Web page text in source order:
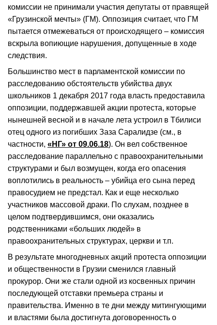
комиссии не принимали участия депутаты от правящей
«Грузинской мечты» (ГМ). Оппозиция считает, что ГМ
пытается отмежеваться от происходящего – комиссия
вскрыла вопиющие нарушения, допущенные в ходе
следствия.
Большинство мест в парламентской комиссии по
расследованию обстоятельств убийства двух
школьников 1 декабря 2017 года власть предоставила
оппозиции, поддержавшей акции протеста, которые
нынешней весной и в начале лета устроил в Тбилиси
отец одного из погибших Заза Саралидзе (см., в
частности, «НГ» от 09.06.18). Он вел собственное
расследование параллельно с правоохранительными
структурами и был возмущен, когда его опасения
воплотились в реальность – убийца его сына перед
правосудием не предстал. Как и еще несколько
участников массовой драки. По слухам, позднее в
целом подтвердившимся, они оказались
родственниками «больших людей» в
правоохранительных структурах, церкви и т.п.
В результате многодневных акций протеста оппозиции
и общественности в Грузии сменился главный
прокурор. Они же стали одной из косвенных причин
последующей отставки премьера страны и
правительства. Именно в те дни между митингующими
и властями была достигнута договоренность о